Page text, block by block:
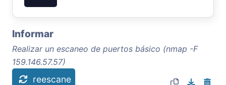
Informar
Realizar un escaneo de puertos básico (nmap -F
159.146.57.57)
reescane